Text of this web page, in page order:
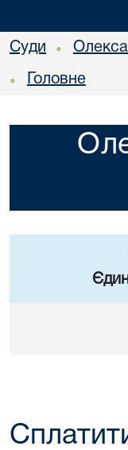
Суди •
• Головне